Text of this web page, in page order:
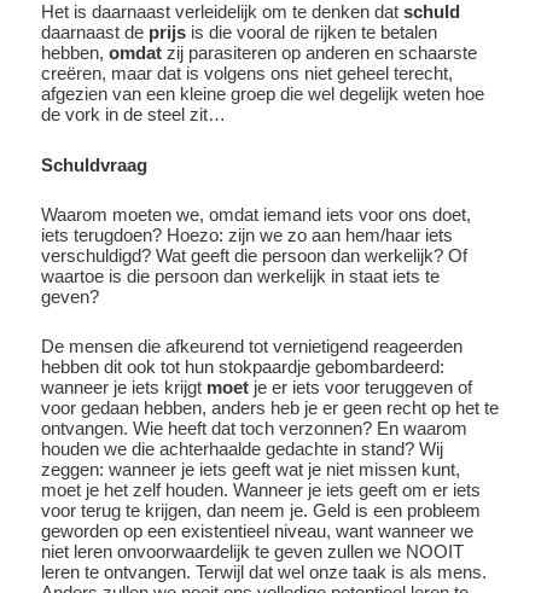
Het is daarnaast verleidelijk om te denken datschuld
daarnaast de prijs is die vooral de rijken te betalen
hebben,omdat zij parasiteren op anderen en schaarste
creëren, maar dat is volgens ons niet geheel terecht,
afgezien van een kleine groep die wel degelijk weten hoe
de vork in de steel zit…
Schuldvraag
Waarom moeten we, omdat iemand iets voor ons doet,
iets terugdoen? Hoezo: zijn we zo aan hem/haar iets
verschuldigd? Wat geeft die persoon dan werkelijk? Of
waartoe is die persoon dan werkelijk in staat iets te
geven?
De mensen die afkeurend tot vernietigend reageerden
hebben dit ook tot hun stokpaardje gebombardeerd:
wanneer je iets krijgt moet je er iets voor teruggeven of
voor gedaan hebben, anders heb je er geen recht op het te
ontvangen. Wie heeft dat toch verzonnen? En waarom
houden we die achterhaalde gedachte in stand? Wij
zeggen: wanneer je iets geeft wat je niet missen kunt,
moet je het zelf houden. Wanneer je iets geeft om er iets
voor terug te krijgen, dan neem je. Geld is een probleem
geworden op een existentieel niveau, want wanneer we
niet leren onvoorwaardelijk te geven zullen we NOOIT
leren te ontvangen. Terwijl dat wel onze taak is als mens.